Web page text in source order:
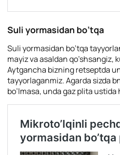
Suli yormasidan bo’tqa
Suli yormasidan bo’tqa
mayiz va asaldan qo’shsangiz,
Aytgancha bizning retseptda
tayyorlaganmiz. Agarda sizda
bo’lmasa, unda gaz plita